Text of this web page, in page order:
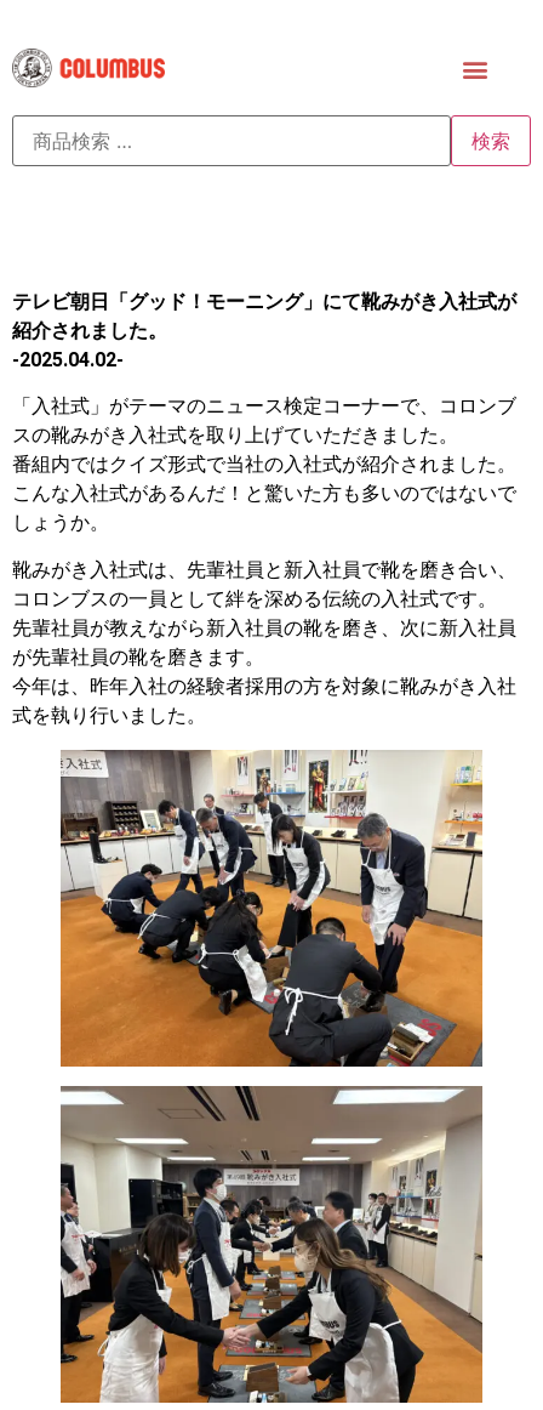
検索
テレビ朝日「グッド！モーニング」にて靴みがき入社式が
紹介されました。
-2025.04.02-
「入社式」がテーマのニュース検定コーナーで、コロンブ
スの靴みがき入社式を取り上げていただきました。
番組内ではクイズ形式で当社の入社式が紹介されました。
こんな入社式があるんだ！と驚いた方も多いのではないで
しょうか。
靴みがき入社式は、先輩社員と新入社員で靴を磨き合い、
コロンブスの一員として絆を深める伝統の入社式です。
先輩社員が教えながら新入社員の靴を磨き、次に新入社員
が先輩社員の靴を磨きます。
今年は、昨年入社の経験者採用の方を対象に靴みがき入社
式を執り行いました。